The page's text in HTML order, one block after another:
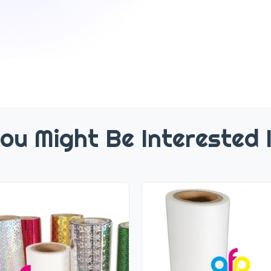
Might Be Interested